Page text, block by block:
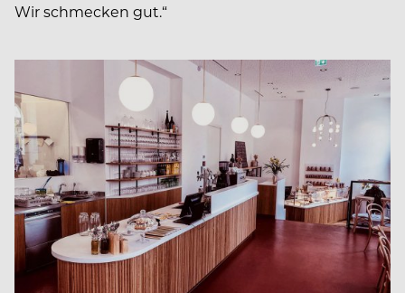
Wir schmecken gut.“